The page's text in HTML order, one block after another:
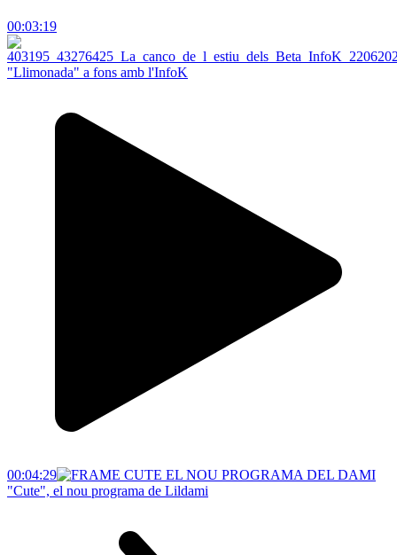
00:03:19
"Llimonada" a fons amb l'InfoK
00:04:29
"Cute", el nou programa de Lildami